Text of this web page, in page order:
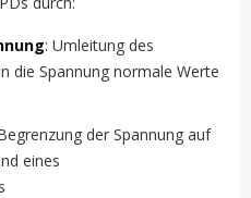
: Umleitung des
die Spannung normale Werte
der Spannung auf
eines